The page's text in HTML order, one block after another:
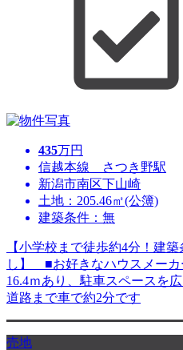
435万円
信越本線 さつき野駅
新潟市南区下山崎
土地：205.46㎡(公簿)
建築条件：無
【小学校まで徒歩約4分！建
し】 ■お好きなハウスメー
16.4ｍあり、駐車スペースを
道路まで車で約2分です
売地